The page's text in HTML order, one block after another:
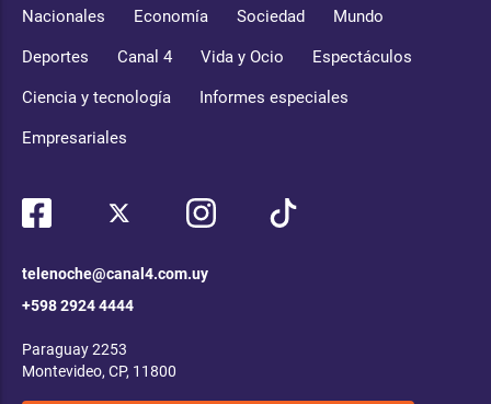
Nacionales Economía Sociedad Mundo
Deportes Canal 4 Vida y Ocio Espectáculos
Ciencia y tecnología Informes especiales
Empresariales
telenoche@canal4.com.uy
+598 2924 4444
Paraguay 2253
Montevideo, CP, 11800